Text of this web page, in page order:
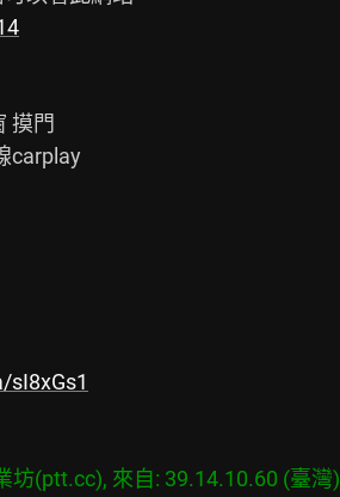
摸門
carplay
坊(ptt.cc), 來自: 39.14.10.60 (臺灣)